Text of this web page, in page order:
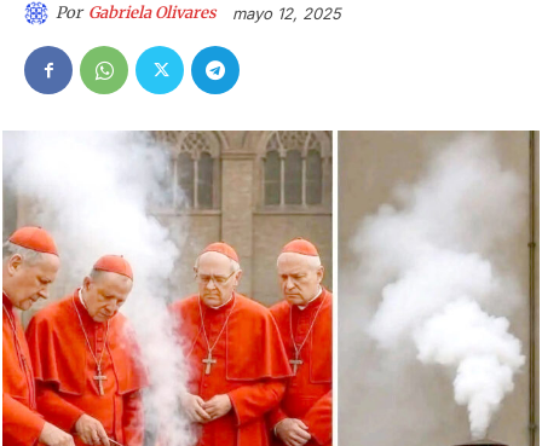
Por Gabriela Olivares mayo 12, 2025